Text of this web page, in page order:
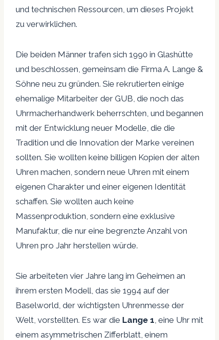
und technischen Ressourcen, um dieses Projekt
zu verwirklichen.
Die beiden Männer trafen sich 1990 in Glashütte
und beschlossen, gemeinsam die Firma A. Lange &
Söhne neu zu gründen. Sie rekrutierten einige
ehemalige Mitarbeiter der GUB, die noch das
Uhrmacherhandwerk beherrschten, und begannen
mit der Entwicklung neuer Modelle, die die
Tradition und die Innovation der Marke vereinen
sollten. Sie wollten keine billigen Kopien der alten
Uhren machen, sondern neue Uhren mit einem
eigenen Charakter und einer eigenen Identität
schaffen. Sie wollten auch keine
Massenproduktion, sondern eine exklusive
Manufaktur, die nur eine begrenzte Anzahl von
Uhren pro Jahr herstellen würde.
Sie arbeiteten vier Jahre lang im Geheimen an
ihrem ersten Modell, das sie 1994 auf der
Baselworld, der wichtigsten Uhrenmesse der
Welt, vorstellten. Es war die Lange 1, eine Uhr mit
einem asymmetrischen Zifferblatt, einem